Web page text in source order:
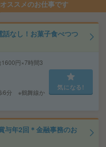
ススメのお仕事です
話なし！お菓子食べつつ
円×7時間3
6分 ※鶴舞線か
気になる!
与年2回＊金融事務のお